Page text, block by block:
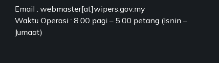
Email : webmaster[at]wipers.gov.my
Waktu Operasi : 8.00 pagi – 5.00 petang (Isnin –
Jumaat)